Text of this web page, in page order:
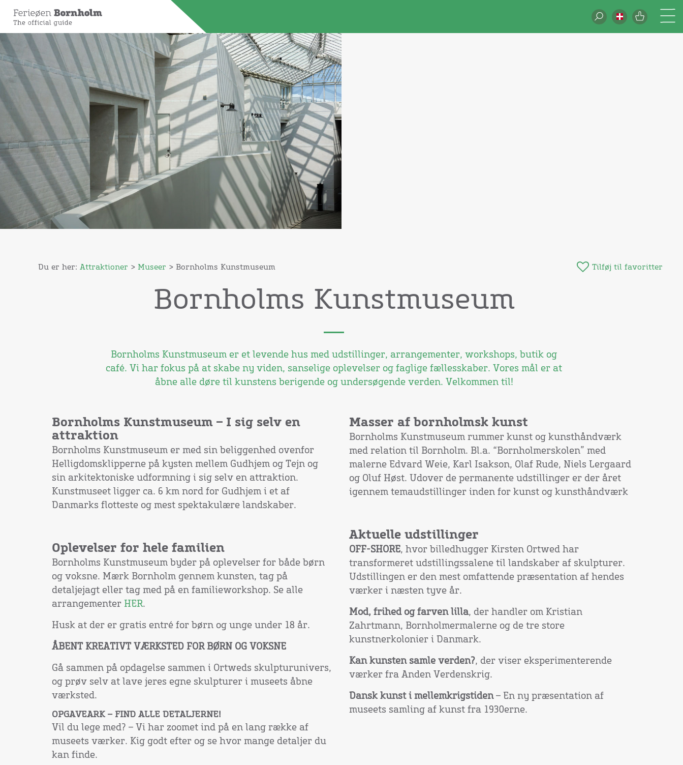
Du er her: Attraktioner > Museer > Bornholms Kunstmuseum Tilføj til favoritter
Bornholms Kunstmuseum
Bornholms Kunstmuseum er et levende hus med udstillinger, arrangementer, workshops, butik og
café. Vi har fokus på at skabe ny viden, sanselige oplevelser og faglige fællesskaber. Vores mål er at
åbne alle døre til kunstens berigende og undersøgende verden. Velkommen til!
Bornholms Kunstmuseum – I sig selv en
attraktion
Bornholms Kunstmuseum er med sin beliggenhed ovenfor
Helligdomsklipperne på kysten mellem Gudhjem og Tejn og
sin arkitektoniske udformning i sig selv en attraktion.
Kunstmuseet ligger ca. 6 km nord for Gudhjem i et af
Danmarks flotteste og mest spektakulære landskaber.
Oplevelser for hele familien
Bornholms Kunstmuseum byder på oplevelser for både børn
og voksne. Mærk Bornholm gennem kunsten, tag på
detaljejagt eller tag med på en familieworkshop. Se alle
arrangementer HER.
Husk at der er gratis entré for børn og unge under 18 år.
ÅBENT KREATIVT VÆRKSTED FOR BØRN OG VOKSNE
Gå sammen på opdagelse sammen i Ortweds skulpturunivers,
og prøv selv at lave jeres egne skulpturer i museets åbne
værksted.
OPGAVEARK – FIND ALLE DETALJERNE!
Vil du lege med? – Vi har zoomet ind på en lang række af
museets værker. Kig godt efter og se hvor mange detaljer du
kan finde.
Masser af bornholmsk kunst
Bornholms Kunstmuseum rummer kunst og kunsthåndværk
med relation til Bornholm. Bl.a. “Bornholmerskolen” med
malerne Edvard Weie, Karl Isakson, Olaf Rude, Niels Lergaard
og Oluf Høst. Udover de permanente udstillinger er der året
igennem temaudstillinger inden for kunst og kunsthåndværk
Aktuelle udstillinger
OFF-SHORE, hvor billedhugger Kirsten Ortwed har
transformeret udstillingssalene til landskaber af skulpturer.
Udstillingen er den mest omfattende præsentation af hendes
værker i næsten tyve år.
Mod, frihed og farven lilla, der handler om Kristian
Zahrtmann, Bornholmermalerne og de tre store
kunstnerkolonier i Danmark.
Kan kunsten samle verden?, der viser eksperimenterende
værker fra Anden Verdenskrig.
Dansk kunst i mellemkrigstiden – En ny præsentation af
museets samling af kunst fra 1930erne.